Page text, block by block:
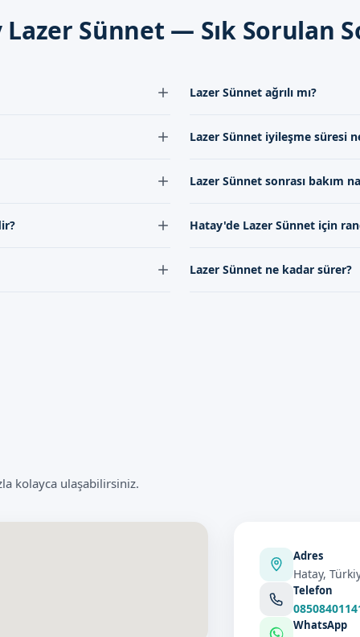
Randevu formumuzdan bize ulaşabilirsiniz.
Lazer Sünnet — Sık Sorulan
ve ekibimizin sunduğu
Lazer Sünnet ağrılı mı?
sayede hasta işlem sırasında
önerilir. Bu, daha az
Lazer Sünnet iyileşme süresi
后, hasta normal günlük
oluşur. Randevu
Lazer Sünnet sonrası bakım
için önemlidir. Doktorumuzun
kanallarımız aracılığıyla bize
sağlar ve iyileşme süresini
Hatay'de Lazer Sünnet için
aracılığıyla veya iletişim
Lazer Sünnet ne kadar sürer?
kolayca ulaşabilirsiniz.
Adres
Hatay,
Telefon
WhatsApp